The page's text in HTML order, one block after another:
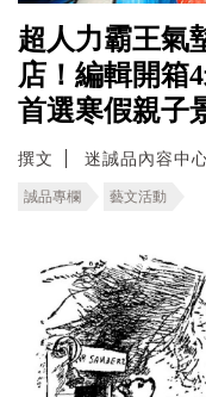
超人力霸王氣
店！編輯開箱
首選寒假親子
撰文 迷誠品內容中
誠品專欄 藝文活動